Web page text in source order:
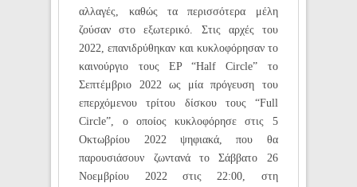
αλλαγές, καθώς τα περισσότερα μέλη
ζούσαν στο εξωτερικό. Στις αρχές του
2022, επανιδρύθηκαν και κυκλοφόρησαν το
καινούργιο τους EP “Half Circle” το
Σεπτέμβριο 2022 ως μία πρόγευση του
επερχόμενου τρίτου δίσκου τους “Full
Circle”, ο οποίος κυκλοφόρησε στις 5
Οκτωβρίου 2022 ψηφιακά, που θα
παρουσιάσουν ζωντανά το Σάββατο 26
Νοεμβρίου 2022 στις 22:00, στη